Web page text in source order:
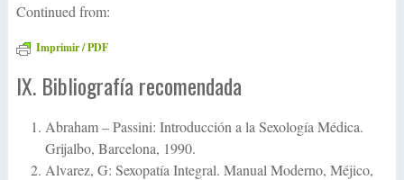
Continued from:
Imprimir / PDF
IX. Bibliografía recomendada
Abraham – Passini: Introducción a la Sexología Médica.
Grijalbo, Barcelona, 1990.
Alvarez, G: Sexopatía Integral. Manual Moderno, Méjico,